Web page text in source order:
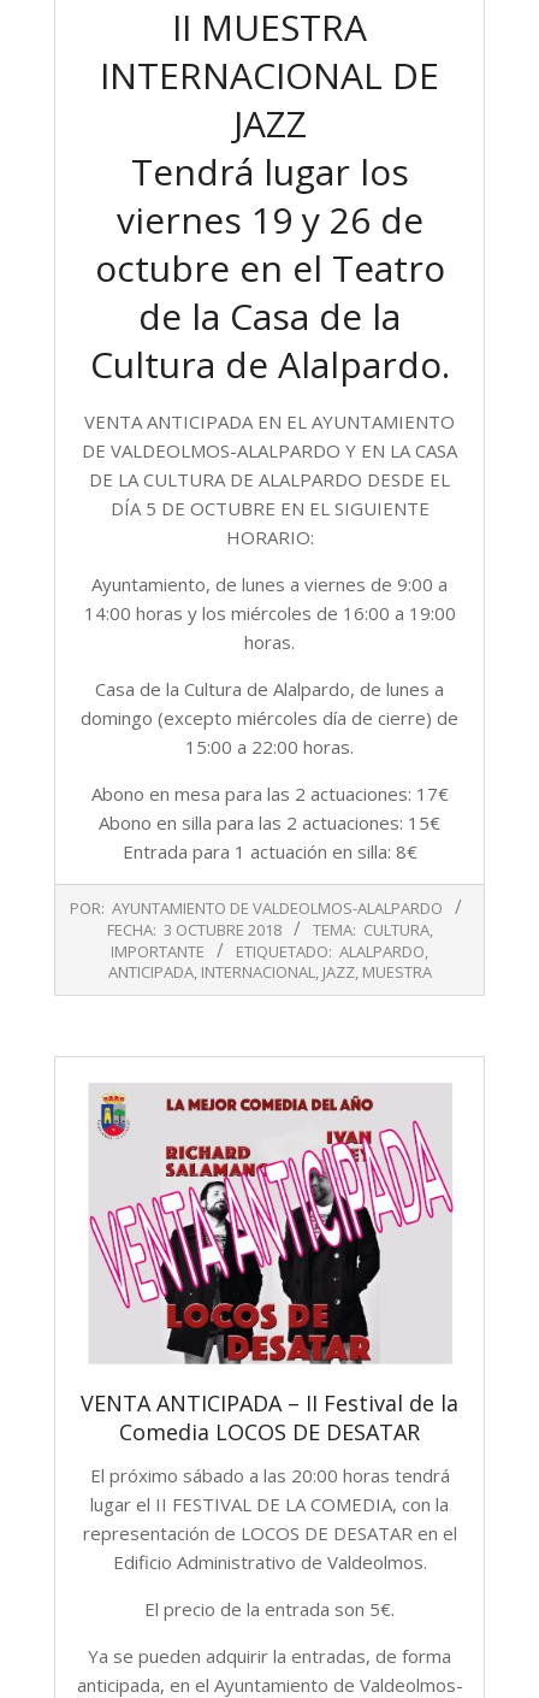
II MUESTRA
INTERNACIONAL DE
JAZZ
Tendrá lugar los
viernes 19 y 26 de
octubre en el Teatro
de la Casa de la
Cultura de Alalpardo.
VENTA ANTICIPADA EN EL AYUNTAMIENTO
DE VALDEOLMOS-ALALPARDO Y EN LA CASA
DE LA CULTURA DE ALALPARDO DESDE EL
DÍA 5 DE OCTUBRE EN EL SIGUIENTE
HORARIO:
Ayuntamiento, de lunes a viernes de 9:00 a
14:00 horas y los miércoles de 16:00 a 19:00
horas.
Casa de la Cultura de Alalpardo, de lunes a
domingo (excepto miércoles día de cierre) de
15:00 a 22:00 horas.
Abono en mesa para las 2 actuaciones: 17€
Abono en silla para las 2 actuaciones: 15€
Entrada para 1 actuación en silla: 8€
10-
POR: AYUNTAMIENTO DE VALDEOLMOS-ALALPARDO
FECHA: 3 OCTUBRE 2018 TEMA: CULTURA,
IMPORTANTE
ETIQUETADO: ALALPARDO
ANTICIPADA, INTERNACIONAL JAZZ, MUESTRA
VENTA ANTICIPADA – II Festival de la
Comedia LOCOS DE DESATAR
El próximo sábado a las 20:00 horas tendrá
lugar el II FESTIVAL DE LA COMEDIA, con la
representación de LOCOS DE DESATAR en el
Edificio Administrativo de Valdeolmos.
El precio de la entrada son 5€.
Ya se pueden adquirir la entradas, de forma
anticipada, en el Ayuntamiento de Valdeolmos-